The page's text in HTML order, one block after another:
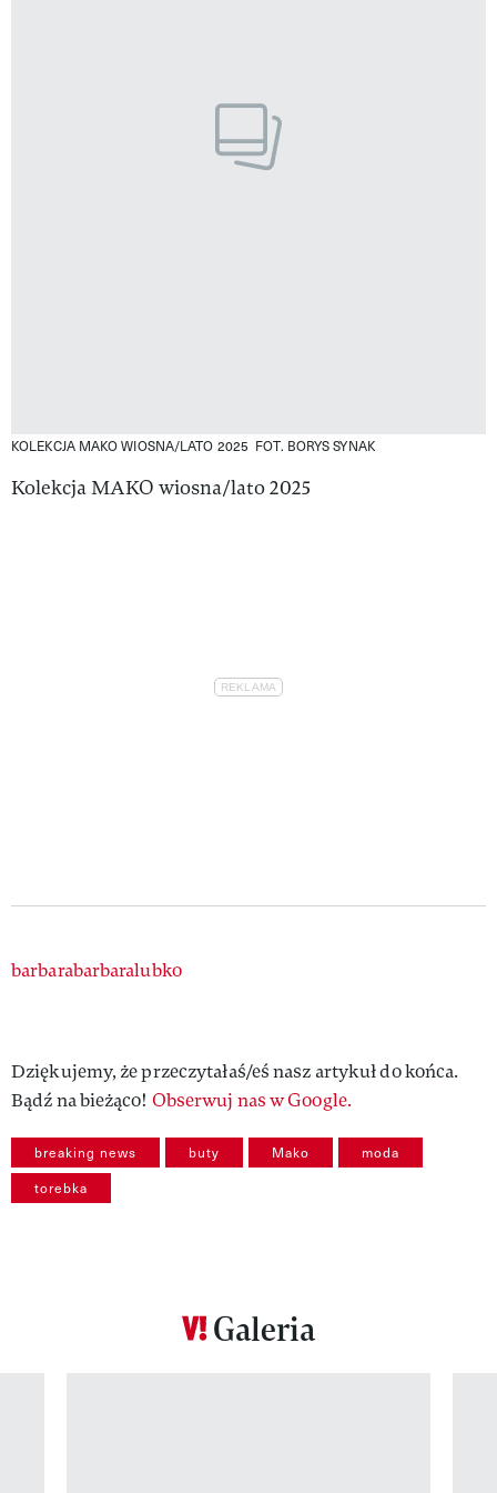
KOLEKCJA MAKO WIOSNA/LATO 2025 FOT. BORYS SYNAK
Kolekcja MAKO wiosna/lato 2025
Authors
barbarabarbaralubko
Dziękujemy, że przeczytałaś/eś nasz artykuł do końca.
Bądź na bieżąco! Obserwuj nas w Google.
breaking news buty Mako moda
torebka
Galeria